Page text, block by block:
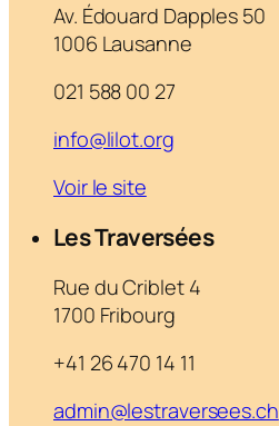
Av. Édouard Dapples 50
1006 Lausanne
021 588 00 27
info@lilot.org
Voir le site
Les Traversées
Rue du Criblet 4
1700 Fribourg
+41 26 470 14 11
admin@lestraversees.ch